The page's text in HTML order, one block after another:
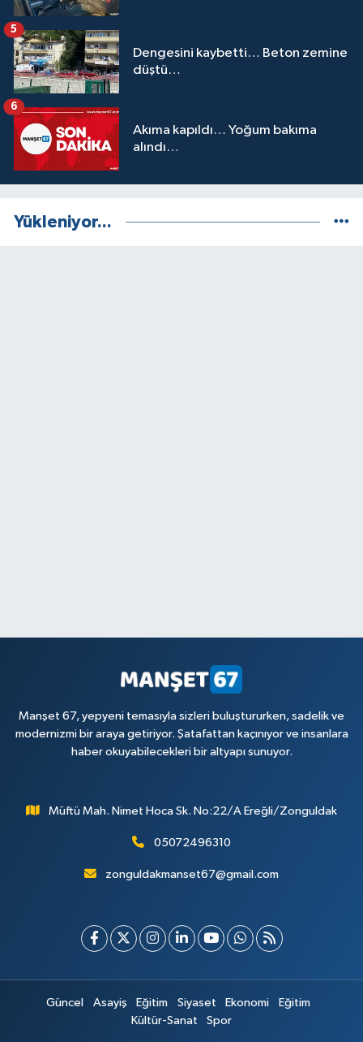
Dengesini kaybetti… Beton zemine
düştü…
5
Akıma kapıldı… Yoğum bakıma
alındı…
6
Yükleniyor...
Manşet 67, yepyeni temasıyla sizleri buluştururken, sadelik ve
modernizmi bir araya getiriyor. Şatafattan kaçınıyor ve insanlara
haber okuyabilecekleri bir altyapı sunuyor.
Müftü Mah. Nimet Hoca Sk. No:22/A Ereğli/Zonguldak
05072496310
zonguldakmanset67@gmail.com
Güncel Asayiş Eğitim Siyaset Ekonomi
Eğitim
Kültür-Sanat
Spor